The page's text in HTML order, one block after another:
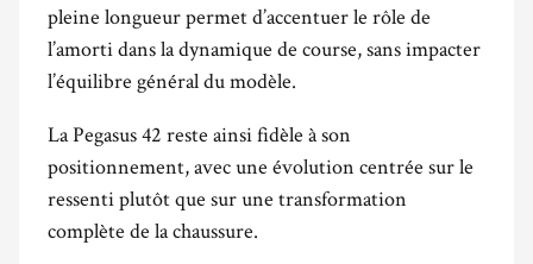
pleine longueur permet d’accentuer le rôle de
l’amorti dans la dynamique de course, sans impacter
l’équilibre général du modèle.
La Pegasus 42 reste ainsi fidèle à son
positionnement, avec une évolution centrée sur le
ressenti plutôt que sur une transformation
complète de la chaussure.